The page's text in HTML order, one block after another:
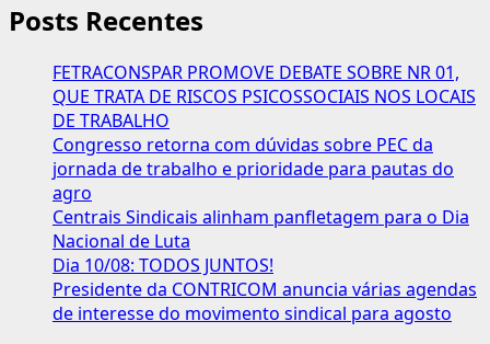
sedia
curso
sobre
normas
internacionais
do
trabalho,
promovido
pela
OIT
Posts Recentes
FETRACONSPAR PROMOVE DEBATE SOBRE NR 01,
QUE TRATA DE RISCOS PSICOSSOCIAIS NOS LOCAIS
DE TRABALHO
Congresso retorna com dúvidas sobre PEC da
jornada de trabalho e prioridade para pautas do
agro
Centrais Sindicais alinham panfletagem para o Dia
Nacional de Luta
Dia 10/08: TODOS JUNTOS!
Presidente da CONTRICOM anuncia várias agendas
de interesse do movimento sindical para agosto